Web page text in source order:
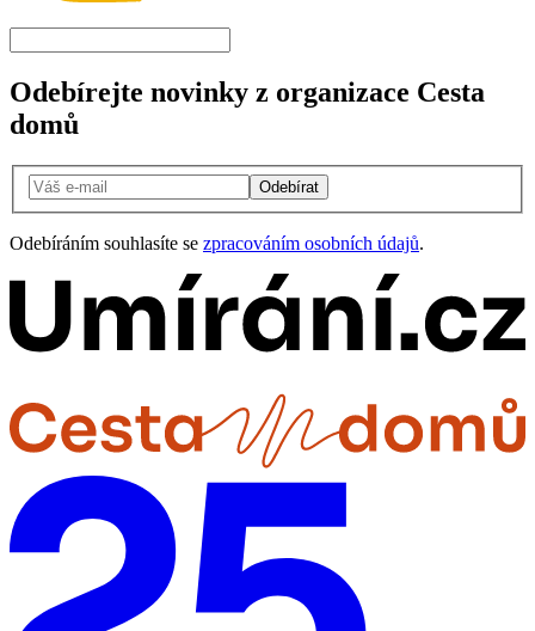
Odebírejte novinky z organizace Cesta
domů
Odebírat
Odebíráním souhlasíte se zpracováním osobních údajů.